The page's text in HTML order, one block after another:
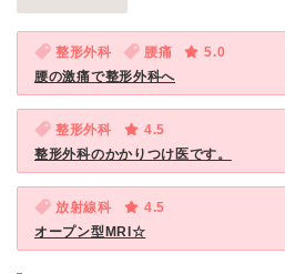
整形外科 腰痛
5.0
腰の激痛で整形外科へ
整形外科
4.5
整形外科のかかりつけ医です。
放射線科
4.5
オープン型MRI☆